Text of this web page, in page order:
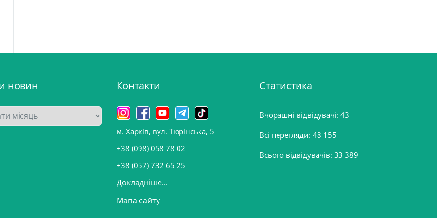
новин Контакти
м. Харків, вул. Тюрінська, 5
+38 (098) 058 78 02
+38 (057) 732 65 25
Докладніше...
Мапа сайту
Статистика
Вчорашні відвідувачі: 43
Всі перегляди: 48 155
Всього відвідувачів: 33 389